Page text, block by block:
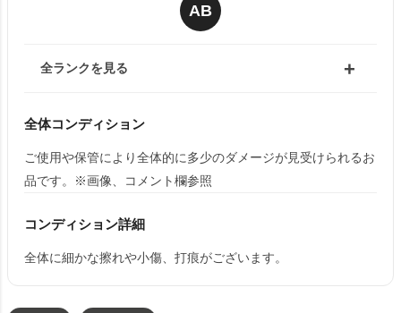
AB
全ランクを見る
全体コンディション
ご使用や保管により全体的に多少のダメージが見受けられるお
品です。※画像、コメント欄参照
コンディション詳細
全体に細かな擦れや小傷、打痕がございます。